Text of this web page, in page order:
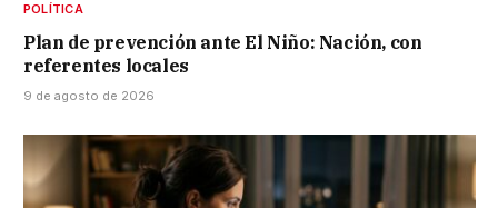
POLÍTICA
Plan de prevención ante El Niño: Nación, con
referentes locales
9 de agosto de 2026